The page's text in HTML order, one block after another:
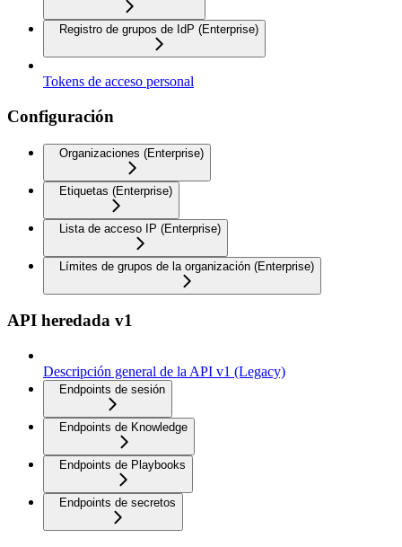
Registro de grupos de IdP (Enterprise)
Tokens de acceso personal
Configuración
Organizaciones (Enterprise)
Etiquetas (Enterprise)
Lista de acceso IP (Enterprise)
Límites de grupos de la organización (Enterprise)
API heredada v1
Descripción general de la API v1 (Legacy)
Endpoints de sesión
Endpoints de Knowledge
Endpoints de Playbooks
Endpoints de secretos